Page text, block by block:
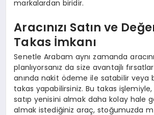
markalardan biridir.
Aracınızı Satın ve
Takas İmkanı
Senetle Arabam aynı zamanda
planlıyorsanız da size avantajlı fırsatlar
anında nakit ödeme ile satabilir veya
takas yapabilirsiniz. Bu takas işlemiyle,
satıp yenisini almak daha kolay hale
almak istediğiniz araç, stoğumuzda